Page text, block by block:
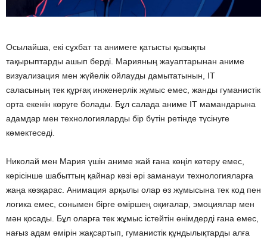
Осылайша, екі сұхбат та анимеге қатысты қызықты
тақырыптарды ашып берді. Марияның жауаптарынан аниме
визуализация мен жүйелік ойлауды дамытатынын, IT
саласының тек құрғақ инженерлік жұмыс емес, жанды гуманистік
орта екенін көруге болады. Бұл салада аниме IT мамандарына
адамдар мен технологияларды бір бүтін ретінде түсінуге
көмектеседі.
Николай мен Мария үшін аниме жай ғана көңіл көтеру емес,
керісінше шабыттың қайнар көзі әрі заманауи технологияларға
жаңа көзқарас. Анимация арқылы олар өз жұмысына тек код пен
логика емес, сонымен бірге өміршең оқиғалар, эмоциялар мен
мән қосады. Бұл оларға тек жұмыс істейтін өнімдерді ғана емес,
нағыз адам өмірін жақсартып, гуманистік құндылықтарды алға